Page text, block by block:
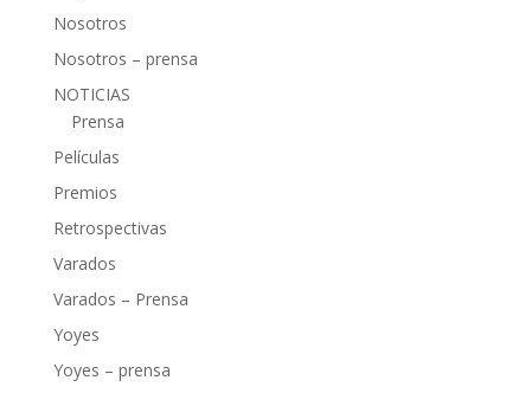
Nosotros
Nosotros – prensa
NOTICIAS
Prensa
Películas
Premios
Retrospectivas
Varados
Varados – Prensa
Yoyes
Yoyes – prensa